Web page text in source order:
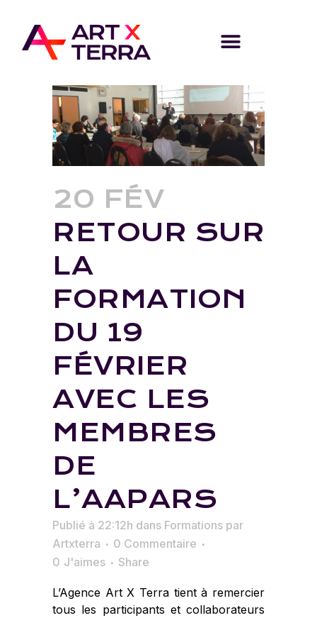
20 FÉV
RETOUR SUR
LA
FORMATION
DU 19
FÉVRIER
AVEC LES
MEMBRES
DE
L’AAPARS
Publié à 22:12h dans Formations par
Artxterra
0 Commentaire
0 J'aimes Share
L’Agence Art X Terra tient à remercier
tous les participants et collaborateurs